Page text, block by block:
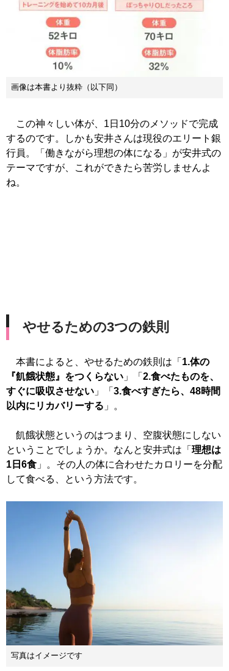
画像は本書より抜粋（以下同）
この神々しい体が、1日10分のメソッドで完成
するのです。しかも安井さんは現役のエリート銀
行員。「働きながら理想の体になる」が安井式の
テーマですが、これができたら苦労しませんよ
ね。
やせるための3つの鉄則
本書によると、やせるための鉄則は「 1.体の
『飢餓状態』をつくらない 」「 2.食べたものを、
すぐに吸収させない 」「 3.食べすぎたら、48時間
以内にリカバリーする 」。
飢餓状態というのはつまり、空腹状態にしない
ということでしょうか。なんと安井式は「 理想は
1日6食 」。その人の体に合わせたカロリーを分配
して食べる、という方法です。
写真はイメージです